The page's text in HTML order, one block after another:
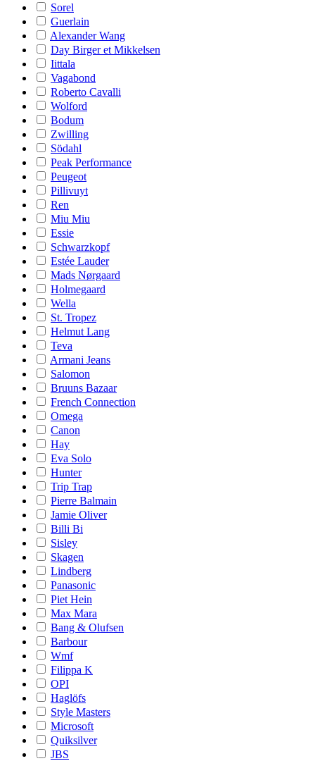
Sorel
Guerlain
Alexander Wang
Day Birger et Mikkelsen
Iittala
Vagabond
Roberto Cavalli
Wolford
Bodum
Zwilling
Södahl
Peak Performance
Peugeot
Pillivuyt
Ren
Miu Miu
Essie
Schwarzkopf
Estée Lauder
Mads Nørgaard
Holmegaard
Wella
St. Tropez
Helmut Lang
Teva
Armani Jeans
Salomon
Bruuns Bazaar
French Connection
Omega
Canon
Hay
Eva Solo
Hunter
Trip Trap
Pierre Balmain
Jamie Oliver
Billi Bi
Sisley
Skagen
Lindberg
Panasonic
Piet Hein
Max Mara
Bang & Olufsen
Barbour
Wmf
Filippa K
OPI
Haglöfs
Style Masters
Microsoft
Quiksilver
JBS